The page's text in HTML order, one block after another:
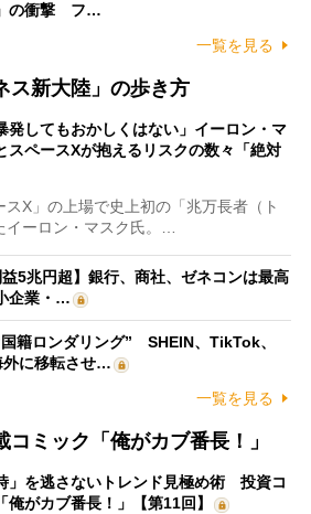
の衝撃 フ…
一覧を見る
ス新大陸」の歩き方
発してもおかしくはない」イーロン・マ
スペースXが抱えるリスクの数々「絶対
X」の上場で史上初の「兆万長者（ト
イーロン・マスク氏。…
益5兆円超】銀行、商社、ゼネコンは最高
企業・…
籍ロンダリング” SHEIN、TikTok、
に移転させ…
一覧を見る
ミック「俺がカブ番長！」
」を逃さないトレンド見極め術 投資コ
俺がカブ番長！」【第11回】